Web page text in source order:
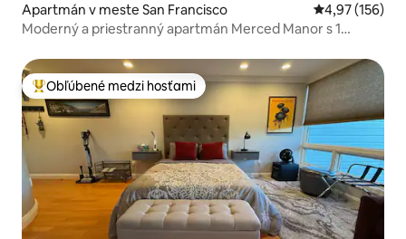
Apartmán v meste San Francisco Priemerné
4,97 (156)
Moderný a priestranný apartmán Merced Manor s 1
Najobľúbenejšie medzi hosťami
Obľúbené medzi hosťami